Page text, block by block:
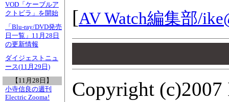
VOD「ケーブルア
クトビラ」を開始
「Blu-ray/DVD発売
日一覧」11月28日
の更新情報
ダイジェストニュ
ース(11月29日)
【11月28日】
小寺信良の週刊
Electric Zooma!
[AV Watch編集部/
Copyright (c)2007